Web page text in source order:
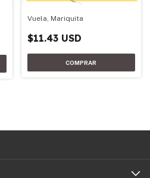
Vuela, Mariquita
$11.43 USD